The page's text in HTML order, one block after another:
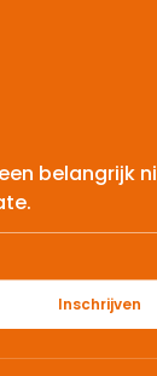
belangrijk
Inschrijven